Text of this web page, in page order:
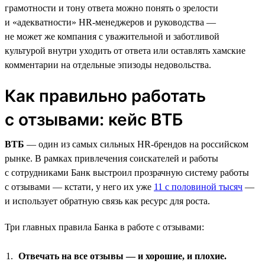
грамотности и тону ответа можно понять о зрелости
и «адекватности» HR-менеджеров и руководства —
не может же компания с уважительной и заботливой
культурой внутри уходить от ответа или оставлять хамские
комментарии на отдельные эпизоды недовольства.
Как правильно работать
с отзывами: кейс ВТБ
ВТБ — один из самых сильных HR-брендов на российском
рынке. В рамках привлечения соискателей и работы
с сотрудниками Банк выстроил прозрачную систему работы
с отзывами — кстати, у него их уже 11 с половиной тысяч —
и использует обратную связь как ресурс для роста.
Три главных правила Банка в работе с отзывами:
Отвечать на все отзывы — и хорошие, и плохие.